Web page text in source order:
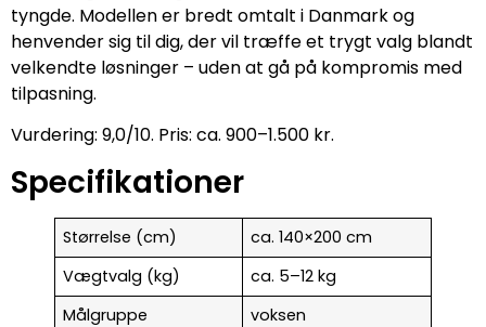
tyngde. Modellen er bredt omtalt i Danmark og
henvender sig til dig, der vil træffe et trygt valg blandt
velkendte løsninger – uden at gå på kompromis med
tilpasning.
Vurdering: 9,0/10. Pris: ca. 900–1.500 kr.
Specifikationer
Størrelse (cm)
ca. 140×200 cm
Vægtvalg (kg)
ca. 5–12 kg
Målgruppe
voksen